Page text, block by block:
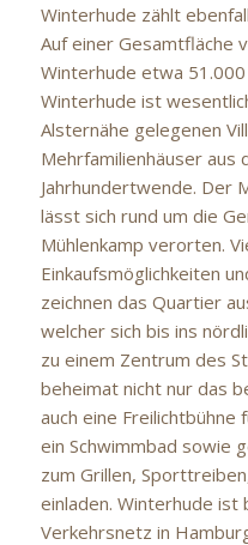
Winterhude zählt
Auf einer Gesamtfläche
Winterhude etwa
Winterhude ist
Alsternähe gelegenen
Mehrfamilienhäuser aus
Jahrhundertwende. Der
lässt sich rund um die
Mühlenkamp verorten.
Einkaufsmöglichkeiten
zeichnen das Quartier
welcher sich bis ins
zu einem Zentrum des
beheimat nicht nur das
auch eine Freilichtbühne
ein Schwimmbad sowie
zum Grillen,
einladen. Winterhude
Verkehrsnetz in